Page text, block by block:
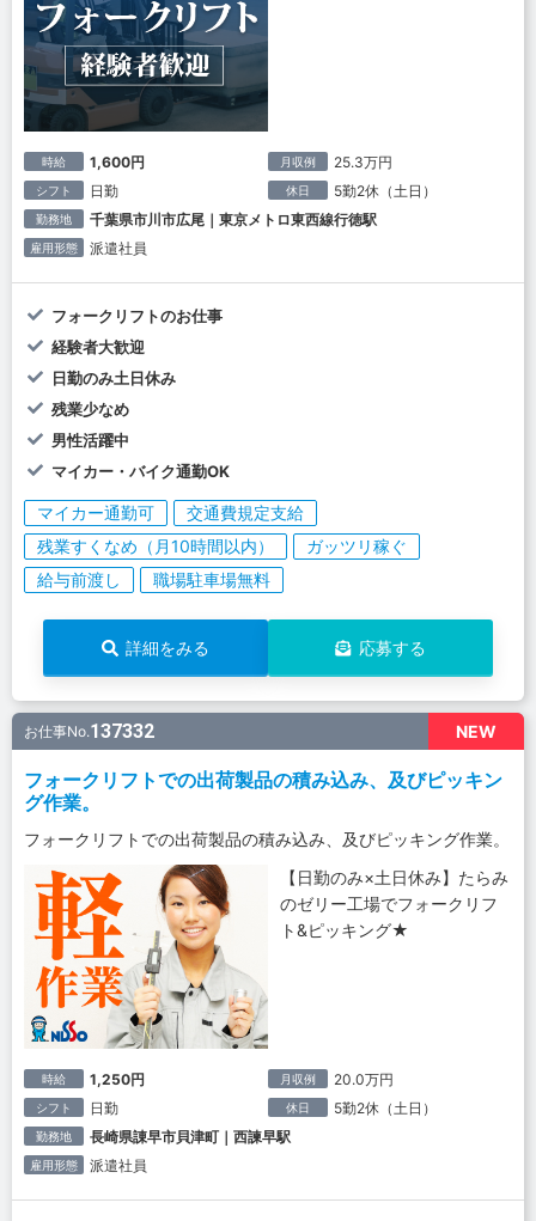
時給 1,600円 月収例 25.3万円
シフト 日勤 休日 5勤2休（土日）
勤務地 千葉県市川市広尾｜東京メトロ東西線行徳駅
雇用形態 派遣社員
フォークリフトのお仕事
経験者大歓迎
日勤のみ土日休み
残業少なめ
男性活躍中
マイカー・バイク通勤OK
マイカー通勤可
交通費規定支給
残業すくなめ（月10時間以内）
ガッツリ稼ぐ
給与前渡し
職場駐車場無料
詳細をみる 応募する
NEW
お仕事No.137332
フォークリフトでの出荷製品の積み込み、及びピッキン
グ作業。
フォークリフトでの出荷製品の積み込み、及びピッキング作業。
【日勤のみ×土日休み】たらみ
のゼリー工場でフォークリフ
ト&ピッキング★
時給 1,250円 月収例 20.0万円
シフト 日勤 休日 5勤2休（土日）
勤務地 長崎県諌早市貝津町｜西諫早駅
雇用形態 派遣社員